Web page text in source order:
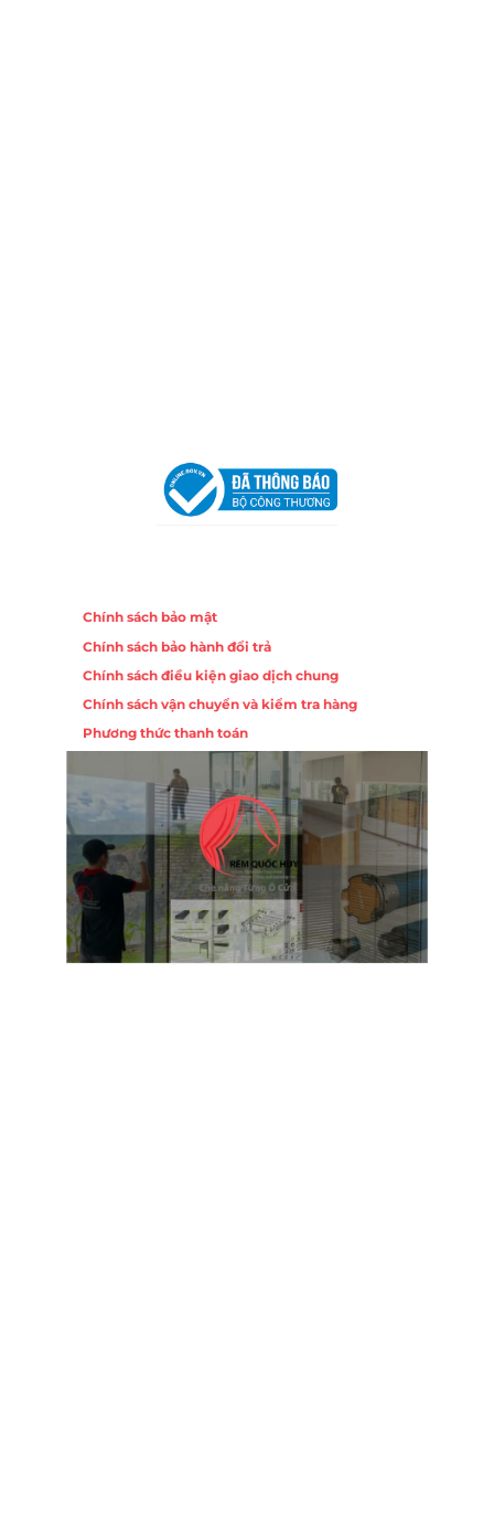
Chính sách bảo mật
Chính sách bảo hành đổi trả
Chính sách điều kiện giao dịch chung
Chính sách vận chuyển và kiểm tra hàng
Phương thức thanh toán